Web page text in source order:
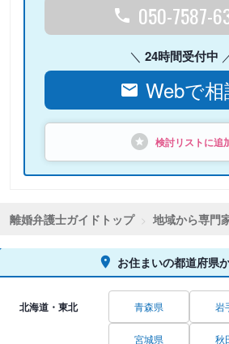
050-7587-
24時間受付中
Webで相
検討リストに追
離婚弁護士ガイドトップ 地域から専門
お住まいの都道府県
北海道・東北 青森県 岩
宮城県 秋